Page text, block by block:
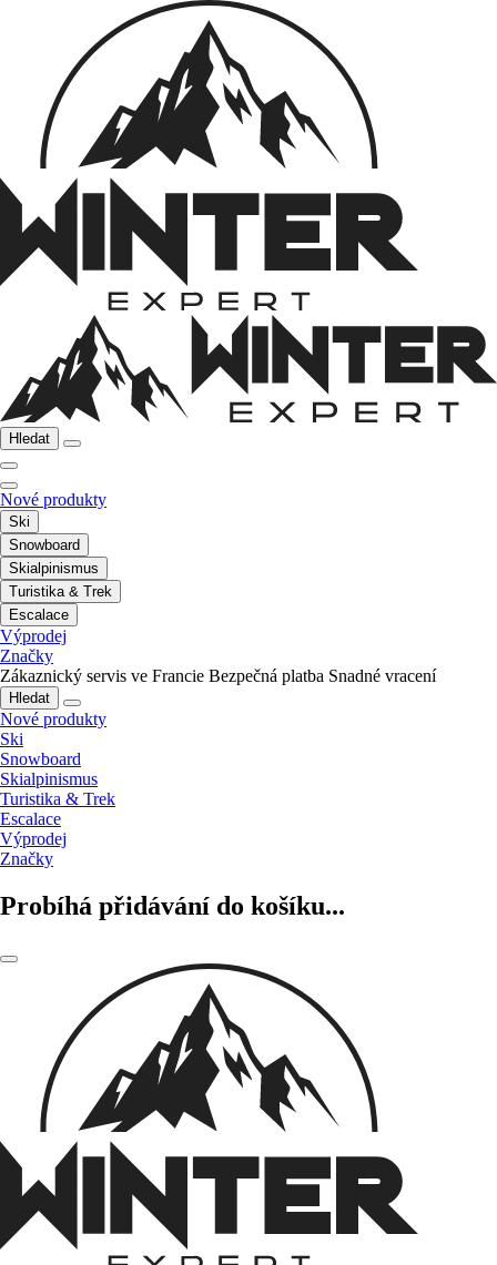
Hledat
Nové produkty
Ski
Snowboard
Skialpinismus
Turistika & Trek
Escalace
Výprodej
Značky
Zákaznický servis ve Francie Bezpečná platba Snadné vracení
Hledat
Nové produkty
Ski
Snowboard
Skialpinismus
Turistika & Trek
Escalace
Výprodej
Značky
Probíhá přidávání do košíku...